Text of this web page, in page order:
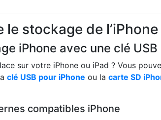
stockage de l’iPhone
iPhone avec une clé USB
sur votre iPhone ou iPad ? Vous
clé USB pour iPhone ou la carte SD
compatibles iPhone